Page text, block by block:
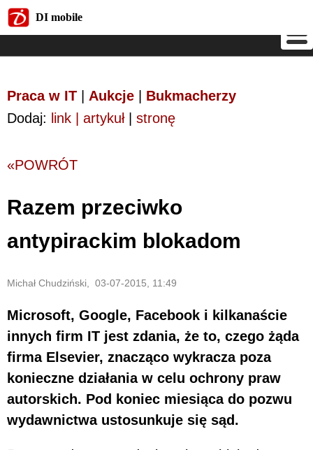
DI mobile
Praca w IT Aukcje
Bukmacherzy
Dodaj: link | artykuł| stronę
«POWRÓT
Razem przeciwko
antypirackim blokadom
Michał Chudziński, 03-07-2015, 11:49
Microsoft, Google, Facebook i kilkanaście
innych firm IT jest zdania, że to, czego żąda
firma Elsevier, znacząco wykracza poza
konieczne działania w celu ochrony praw
autorskich. Pod koniec miesiąca do pozwu
wydawnictwa ustosunkuje się sąd.
DI mobile